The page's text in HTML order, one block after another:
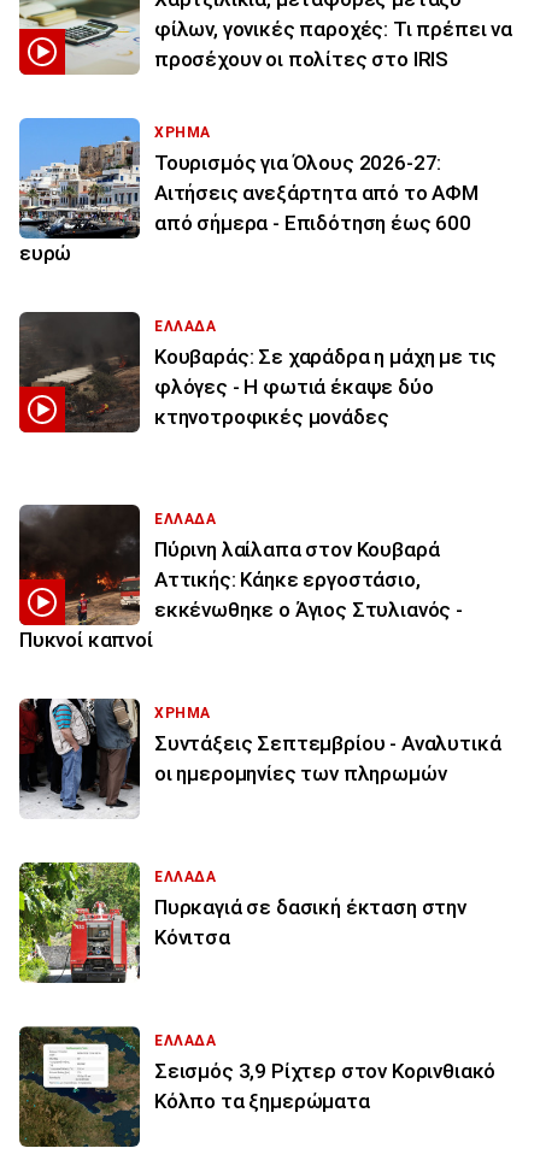
φίλων, γονικές παροχές: Τι πρέπει να
προσέχουν οι πολίτες στο IRIS
ΧΡΗΜΑ
Τουρισμός για Όλους 2026-27:
Αιτήσεις ανεξάρτητα από το ΑΦΜ
από σήμερα - Επιδότηση έως 600
ευρώ
ΕΛΛΑΔΑ
Κουβαράς: Σε χαράδρα η μάχη με τις
φλόγες - Η φωτιά έκαψε δύο
κτηνοτροφικές μονάδες
ΕΛΛΑΔΑ
Πύρινη λαίλαπα στον Κουβαρά
Αττικής: Κάηκε εργοστάσιο,
εκκένωθηκε ο Άγιος Στυλιανός -
Πυκνοί καπνοί
ΧΡΗΜΑ
Συντάξεις Σεπτεμβρίου - Αναλυτικά
οι ημερομηνίες των πληρωμών
ΕΛΛΑΔΑ
Πυρκαγιά σε δασική έκταση στην
Κόνιτσα
ΕΛΛΑΔΑ
Σεισμός 3,9 Ρίχτερ στον Κορινθιακό
Κόλπο τα ξημερώματα